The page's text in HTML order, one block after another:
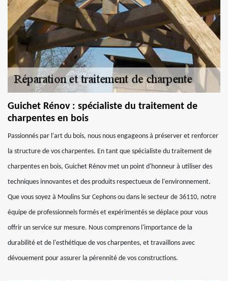
Guichet Rénov : spécialiste du traitement de
charpentes en bois
Passionnés par l'art du bois, nous nous engageons à préserver et renforcer
la structure de vos charpentes. En tant que spécialiste du traitement de
charpentes en bois, Guichet Rénov met un point d'honneur à utiliser des
techniques innovantes et des produits respectueux de l'environnement.
Que vous soyez à Moulins Sur Cephons ou dans le secteur de 36110, notre
équipe de professionnels formés et expérimentés se déplace pour vous
offrir un service sur mesure. Nous comprenons l'importance de la
durabilité et de l'esthétique de vos charpentes, et travaillons avec
dévouement pour assurer la pérennité de vos constructions.